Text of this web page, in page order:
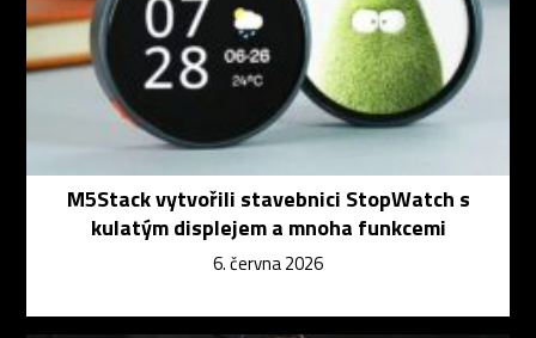
M5Stack vytvořili stavebnici StopWatch s
kulatým displejem a mnoha funkcemi
6. června 2026